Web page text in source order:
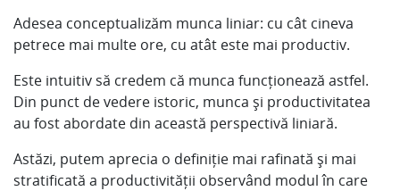
Adesea conceptualizăm munca liniar: cu cât cineva
petrece mai multe ore, cu atât este mai productiv.
Este intuitiv să credem că munca funcționează astfel.
Din punct de vedere istoric, munca și productivitatea
au fost abordate din această perspectivă liniară.
Astăzi, putem aprecia o definiție mai rafinată și mai
stratificată a productivității observând modul în care